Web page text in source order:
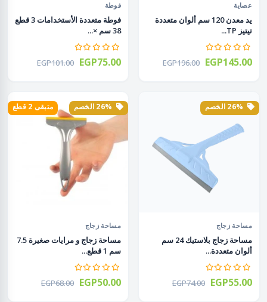
عصاية
يد معدن 120 سم ألوان متعددة
تيتيز TP...
EGP196.00 EGP145.00
فوطة
فوطة متعددة الأستخدامات 3 قطع
38 سم ×...
EGP101.00 EGP75.00
مساحة زجاج
مساحة زجاج بلاستيك 24 سم
ألوان متعددة...
EGP74.00 EGP55.00
متبقى 2 قطع
مساحة زجاج
مساحة زجاج و مرايات صغيرة 7.5
سم 1 قطع...
EGP68.00 EGP50.00